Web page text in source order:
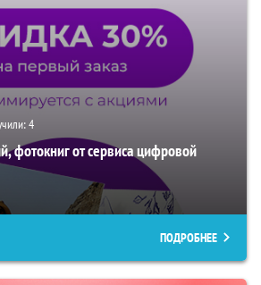
4
фотокниг от сервиса цифровой
ПОДРОБНЕЕ